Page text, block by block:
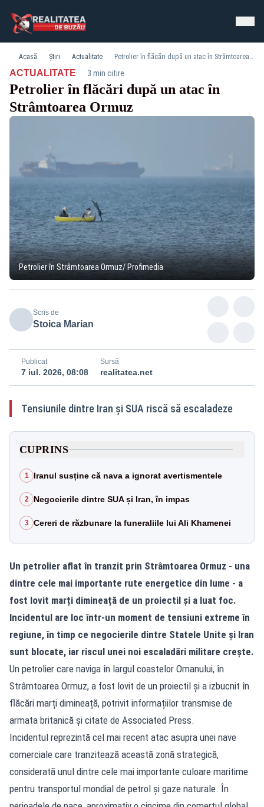
Acasă Știri Actualitate Petrolier în flăcări după un atac în Strâmtoarea Ormuz
ACTUALITATE· 3 min citire
Petrolier în flăcări după un atac în
Strâmtoarea Ormuz
Petrolier în Strâmtoarea Ormuz/ Profimedia
Scris de
Stoica Marian
Publicat
7 iul. 2026, 08:08
Sursă
realitatea.net
Tensiunile dintre Iran și SUA riscă să escaladeze
CUPRINS
1 Iranul susține că nava a ignorat avertismentele
2 Negocierile dintre SUA și Iran, în impas
3 Cereri de răzbunare la funeraliile lui Ali Khamenei
Un petrolier aflat în tranzit prin Strâmtoarea Ormuz - una
dintre cele mai importante rute energetice din lume - a
fost lovit marți dimineață de un proiectil și a luat foc.
Incidentul are loc într-un moment de tensiuni extreme în
regiune, în timp ce negocierile dintre Statele Unite și Iran
sunt blocate, iar riscul unei noi escaladări militare crește.
Un petrolier care naviga în largul coastelor Omanului, în
Strâmtoarea Ormuz, a fost lovit de un proiectil și a izbucnit în
flăcări marți dimineață, potrivit informațiilor transmise de
armata britanică și citate de Associated Press.
Incidentul reprezintă cel mai recent atac asupra unei nave
comerciale care tranzitează această zonă strategică,
considerată unul dintre cele mai importante culoare maritime
pentru transportul mondial de petrol și gaze naturale. În